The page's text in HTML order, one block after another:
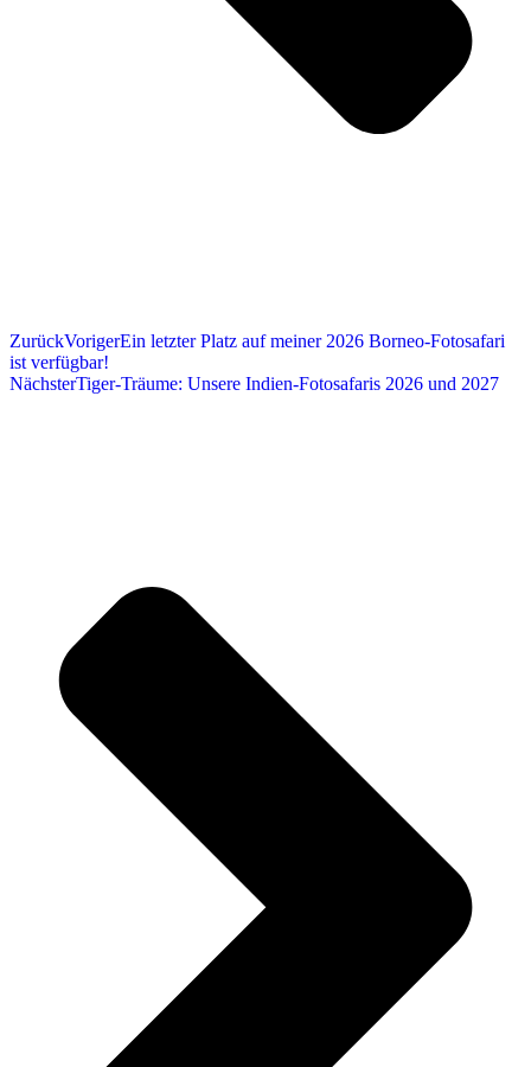
ZurückVorigerEin letzter Platz auf meiner 2026 Borneo-Fotosafari
ist verfügbar!
NächsterTiger-Träume: Unsere Indien-Fotosafaris 2026 und 2027